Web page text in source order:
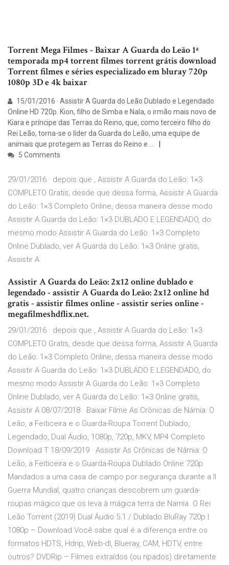
Torrent Mega Filmes - Baixar A Guarda do Leão 1ª
temporada mp4 torrent filmes torrent grátis download
Torrent filmes e séries especializado em bluray 720p
1080p 3D e 4k baixar
15/01/2016 · Assistir A Guarda do Leão Dublado e Legendado
Online HD 720p. Kion, filho de Simba e Nala, o irmão mais novo de
Kiara e príncipe das Terras do Reino, que, como terceiro filho do
Rei Leão, torna-se o líder da Guarda do Leão, uma equipe de
animais que protegem as Terras do Reino e …
5 Comments
29/01/2016 · depois que , Assistir A Guarda do Leão: 1×3
COMPLETO Gratis, desde que dessa forma, Assistir A Guarda
do Leão: 1×3 Completo Online, dessa maneira desse modo
Assistir A Guarda do Leão: 1×3 DUBLADO E LEGENDADO, do
mesmo modo Assistir A Guarda do Leão: 1×3 Completo
Online Dublado, ver A Guarda do Leão: 1×3 Online gratis,
Assistir A
Assistir A Guarda do Leão: 2x12 online dublado e
legendado - assistir A Guarda do Leão: 2x12 online hd
gratis - assistir filmes online - assistir series online -
megafilmeshdflix.net.
29/01/2016 · depois que , Assistir A Guarda do Leão: 1×3
COMPLETO Gratis, desde que dessa forma, Assistir A Guarda
do Leão: 1×3 Completo Online, dessa maneira desse modo
Assistir A Guarda do Leão: 1×3 DUBLADO E LEGENDADO, do
mesmo modo Assistir A Guarda do Leão: 1×3 Completo
Online Dublado, ver A Guarda do Leão: 1×3 Online gratis,
Assistir A 08/07/2018 · Baixar Filme As Crônicas de Nárnia: O
Leão, a Feiticeira e o Guarda-Roupa Torrent Dublado,
Legendado, Dual Áudio, 1080p, 720p, MKV, MP4 Completo
Download T 18/09/2019 · Assistir As Crônicas de Nárnia: O
Leão, a Feiticeira e o Guarda-Roupa Dublado Online 720p
Mandados a uma casa de campo por segurança durante a II
Guerra Mundial, quatro crianças descobrem um guarda-
roupas mágico que os leva à mágica terra de Narnia. O Rei
Leão Torrent (2019) Dual Áudio 5.1 / Dublado BluRay 720p |
1080p – Download Você sabe qual é a diferença entre os
formatos HDTS, Hdrip, Web-dl, Blueray, CAM, HDTV, entre
outros? DVDRip – Filmes extraídos (ou ripados) diretamente